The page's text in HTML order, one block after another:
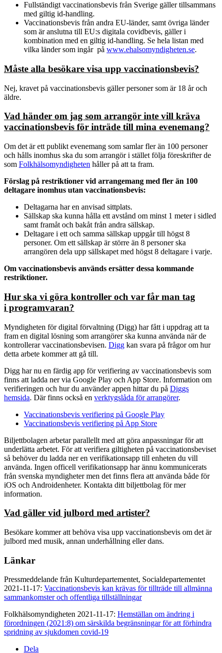
Fullständigt vaccinationsbevis från Sverige gäller tillsammans
med giltig id-handling.
Vaccinationsbevis från andra EU-länder, samt övriga länder
som är anslutna till EU:s digitala covidbevis, gäller i
kombination med en giltig id-handling. Se hela listan med
vilka länder som ingår på www.ehalsomyndigheten.se.
Måste alla besökare visa upp vaccinationsbevis?
Nej, kravet på vaccinationsbevis gäller personer som är 18 år och
äldre.
Vad händer om jag som arrangör inte vill kräva
vaccinationsbevis för inträde till mina evenemang?
Om det är ett publikt evenemang som samlar fler än 100 personer
och hålls inomhus ska du som arrangör i stället följa föreskrifter de
som Folkhälsomyndigheten håller på att ta fram.
Förslag på restriktioner vid arrangemang med fler än 100
deltagare inomhus utan vaccinationsbevis:
Deltagarna har en anvisad sittplats.
Sällskap ska kunna hålla ett avstånd om minst 1 meter i sidled
samt framåt och bakåt från andra sällskap.
Deltagare i ett och samma sällskap uppgår till högst 8
personer. Om ett sällskap är större än 8 personer ska
arrangören dela upp sällskapet med högst 8 deltagare i varje.
Om vaccinationsbevis används ersätter dessa kommande
restriktioner.
Hur ska vi göra kontroller och var får man tag
i programvaran?
Myndigheten för digital förvaltning (Digg) har fått i uppdrag att ta
fram en digital lösning som arrangörer ska kunna använda när de
kontrollerar vaccinationsbevisen. Digg kan svara på frågor om hur
detta arbete kommer att gå till.
Digg har nu en färdig app för verifiering av vaccinationsbevis som
finns att ladda ner via Google Play och App Store. Information om
verifieringen och hur du använder appen hittar du på Diggs
hemsida. Där finns också en verktygslåda för arrangörer.
Vaccinationsbevis verifiering på Google Play
Vaccinationsbevis verifiering på App Store
Biljettbolagen arbetar parallellt med att göra anpassningar för att
underlätta arbetet. För att verifiera giltigheten på vaccinationsbeviset
så behöver du ladda ner en verifikationsapp till enheten du vill
använda. Ingen officell verifikationsapp har ännu kommunicerats
från svenska myndigheter men det finns flera att använda både för
iOS och Androidenheter. Kontakta ditt biljettbolag för mer
information.
Vad gäller vid julbord med artister?
Besökare kommer att behöva visa upp vaccinationsbevis om det är
julbord med musik, annan underhållning eller dans.
Länkar
Pressmeddelande från Kulturdepartementet, Socialdepartementet
2021-11-17: Vaccinationsbevis kan krävas för tillträde till allmänna
sammankomster och offentliga tillställningar
Folkhälsomyndigheten 2021-11-17: Hemställan om ändring i
förordningen (2021:8) om särskilda begränsningar för att förhindra
spridning av sjukdomen covid-19
Dela